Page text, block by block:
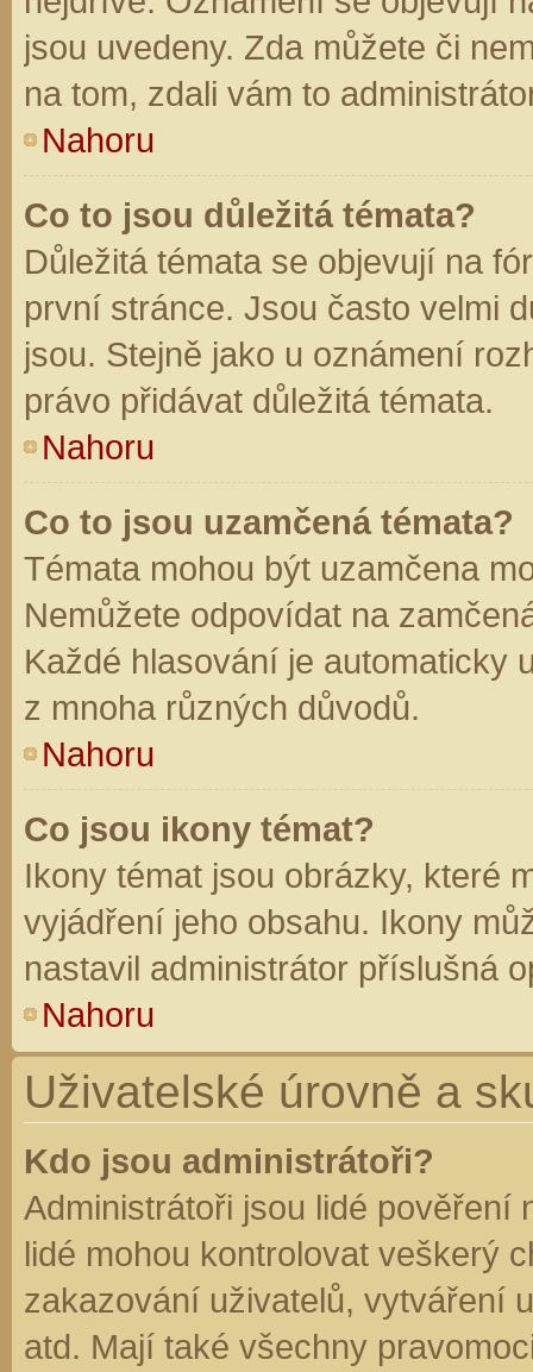
jsou uvedeny. Zda můžete či
na tom, zdali vám to
Nahoru
Co to jsou důležitá témata?
Důležitá témata se objevují na
první stránce. Jsou často velmi
jsou. Stejně jako u oznámení
právo přidávat důležitá témata.
Nahoru
Co to jsou uzamčená témata?
Témata mohou být uzamčena
Nemůžete odpovídat na
Každé hlasování je automaticky
z mnoha různých důvodů.
Nahoru
Co jsou ikony témat?
Ikony témat jsou obrázky, které
vyjádření jeho obsahu. Ikony
nastavil administrátor příslušná
Nahoru
Uživatelské úrovně a
Kdo jsou administrátoři?
Administrátoři jsou lidé pověření
lidé mohou kontrolovat veškerý
zakazování uživatelů, vytváření
atd. Mají také všechny